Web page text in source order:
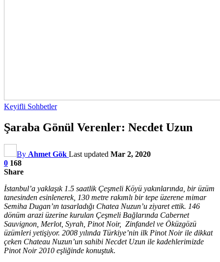
Keyifli Sohbetler
Şaraba Gönül Verenler: Necdet Uzun
By Ahmet Gök Last updated Mar 2, 2020
0 168
Share
İstanbul’a yaklaşık 1.5 saatlik Çeşmeli Köyü yakınlarında, bir üzüm
tanesinden esinlenerek, 130 metre rakımlı bir tepe üzerene mimar
Semiha Dugan’ın tasarladığı Chatea Nuzun’u ziyaret ettik. 146
dönüm arazi üzerine kurulan Çeşmeli Bağlarında Cabernet
Sauvignon, Merlot, Syrah, Pinot Noir, Zinfandel ve Öküzgözü
üzümleri yetişiyor. 2008 yılında Türkiye’nin ilk Pinot Noir ile dikkat
çeken Chateau Nuzun’un sahibi Necdet Uzun ile kadehlerimizde
Pinot Noir 2010 eşliğinde konuştuk.